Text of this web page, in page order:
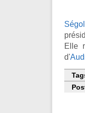
Elle
d'